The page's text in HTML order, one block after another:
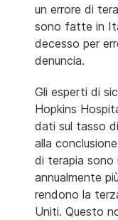
un errore di
sono fatte in
decesso per
denuncia.
Gli esperti di
Hopkins
dati sul tasso
alla
di terapia sono
annualmente
rendono la
Uniti. Questo